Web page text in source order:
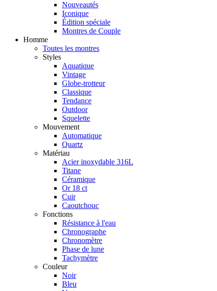
Nouveautés
Iconique
Édition spéciale
Montres de Couple
Homme
Toutes les montres
Styles
Aquatique
Vintage
Globe-trotteur
Classique
Tendance
Outdoor
Squelette
Mouvement
Automatique
Quartz
Matériau
Acier inoxydable 316L
Titane
Céramique
Or 18 ct
Cuir
Caoutchouc
Fonctions
Résistance à l'eau
Chronographe
Chronomètre
Phase de lune
Tachymètre
Couleur
Noir
Bleu